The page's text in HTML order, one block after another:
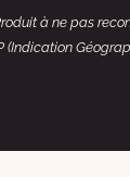
à ne pas
(Indication